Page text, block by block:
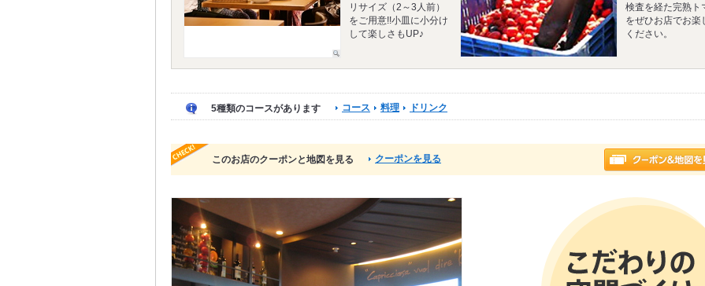
リサイズ（2～3人前）
をご用意!!小皿に小分け
して楽しさもUP♪
検査を経た完熟ト
をぜひお店でお楽
ください。
5種類のコースがあります コース 料理 ドリンク
このお店のクーポンと地図を見る クーポンを見る